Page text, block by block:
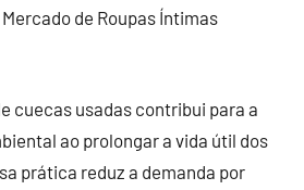
de Roupas Íntimas
cuecas usadas contribui para a
ao prolongar a vida útil dos
prática reduz a demanda por